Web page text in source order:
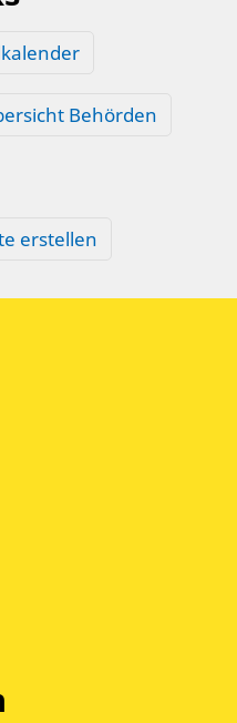
Behörden
erstellen